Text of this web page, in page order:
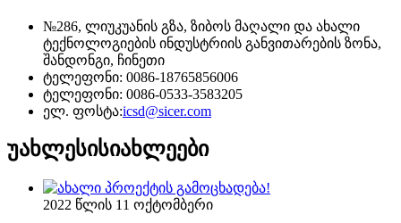
№286, ლიუკუანის გზა, ზიბოს მაღალი და ახალი
ტექნოლოგიების ინდუსტრიის განვითარების ზონა,
შანდონგი, ჩინეთი
ტელეფონი: 0086-18765856006
ტელეფონი: 0086-0533-3583205
ელ. ფოსტა:icsd@sicer.com
უახლესისიახლეები
2022 წლის 11 ოქტომბერი